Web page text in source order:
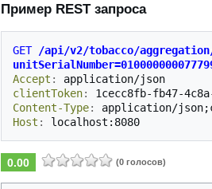
Пример REST запроса
GET
/api/v2/tobacco/
Accept :
application/json
clientToken:
1cecc8fb-fb47-
Content-Type:
application/
Host : localhost:8080
0.00 (0 голосов)